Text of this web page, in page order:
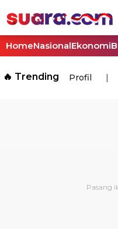
HomeNasionalEkonomi
🔥 Trending Profil